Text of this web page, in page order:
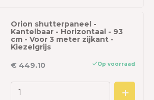
Orion shutterpaneel -
Kantelbaar - Horizontaal - 93
cm - Voor 3 meter zijkant -
Kiezelgrijs
€ 449.10
Op voorraad